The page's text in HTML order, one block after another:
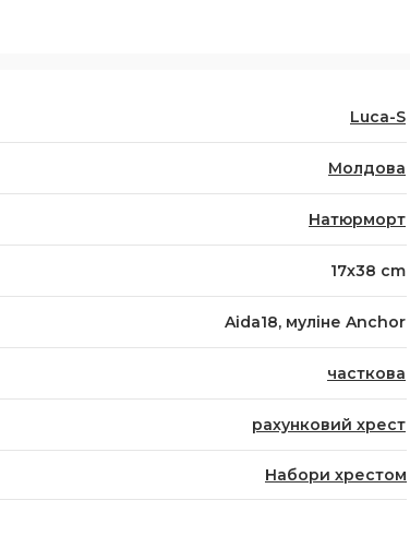
Luca-S
Молдова
Натюрморт
17х38 cm
Aida18, муліне Anchor
часткова
рахунковий хрест
Набори хрестом